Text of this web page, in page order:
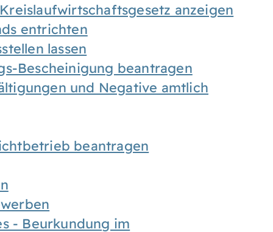
anzeigen
entrichten
lassen
Bescheinigung beantragen
und Negative amtlich
beantragen
- Beurkundung im